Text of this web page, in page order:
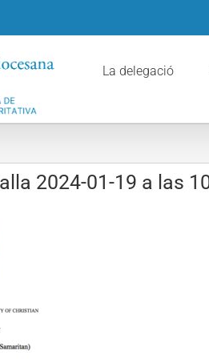
La delegació
2024-01-19 a las